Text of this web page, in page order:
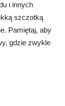
i innych
szczotką
Pamiętaj, aby
gdzie zwykle